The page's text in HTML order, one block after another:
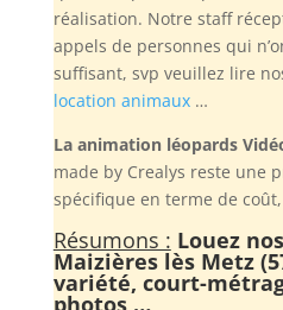
réalisation. Notre staff
appels de personnes qui
suffisant, svp veuillez lire
location animaux…
La animation léopards
made by Crealys reste une
spécifique en terme de
Résumons : Louez
Maizières lès Metz
variété, court-
photos …